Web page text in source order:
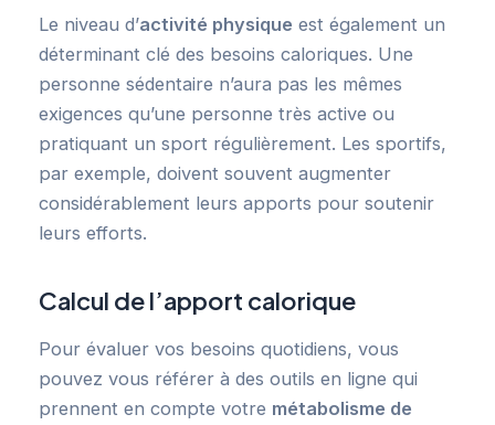
Le niveau d’activité physique est également un
déterminant clé des besoins caloriques. Une
personne sédentaire n’aura pas les mêmes
exigences qu’une personne très active ou
pratiquant un sport régulièrement. Les sportifs,
par exemple, doivent souvent augmenter
considérablement leurs apports pour soutenir
leurs efforts.
Calcul de l’apport calorique
Pour évaluer vos besoins quotidiens, vous
pouvez vous référer à des outils en ligne qui
prennent en compte votre métabolisme de